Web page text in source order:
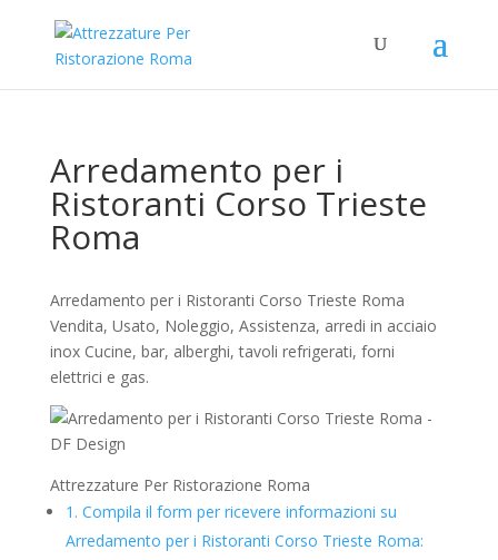
Arredamento per i
Ristoranti Corso Trieste
Roma
Arredamento per i Ristoranti Corso Trieste Roma
Vendita, Usato, Noleggio, Assistenza, arredi in acciaio
inox Cucine, bar, alberghi, tavoli refrigerati, forni
elettrici e gas.
Attrezzature Per Ristorazione Roma
1. Compila il form per ricevere informazioni su
Arredamento per i Ristoranti Corso Trieste Roma: